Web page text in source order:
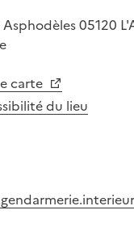
05120
carte
du lieu